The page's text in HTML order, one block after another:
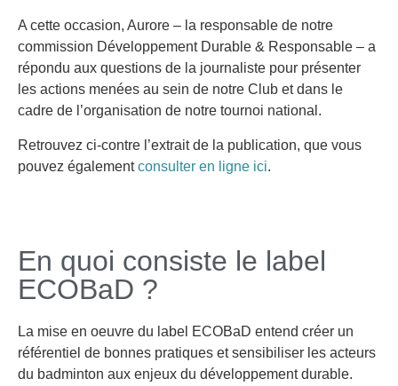
A cette occasion, Aurore – la responsable de notre
commission Développement Durable & Responsable – a
répondu aux questions de la journaliste pour présenter
les actions menées au sein de notre Club et dans le
cadre de l’organisation de notre tournoi national.
Retrouvez ci-contre l’extrait de la publication, que vous
pouvez égalementconsulter en ligne ici.
En quoi consiste le label
ECOBaD ?
La mise en oeuvre du label ECOBaD entend créer un
référentiel de bonnes pratiques et sensibiliser les acteurs
du badminton aux enjeux du développement durable.